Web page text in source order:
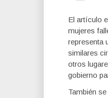
El artículo
mujeres
representa
similares
otros
gobierno
También